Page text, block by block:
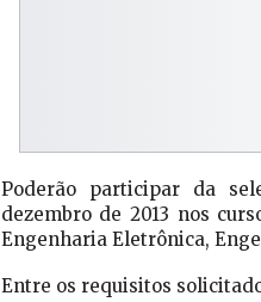
Poderão participar da
dezembro de 2013 nos
Engenharia Eletrônica,
Entre os requisitos